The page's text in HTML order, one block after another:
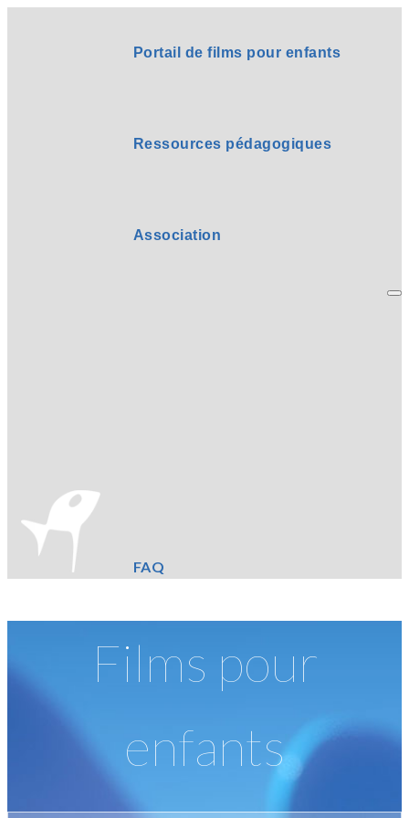
Portail de films pour enfants
Ressources pédagogiques
Association
FAQ
Films pour
enfants